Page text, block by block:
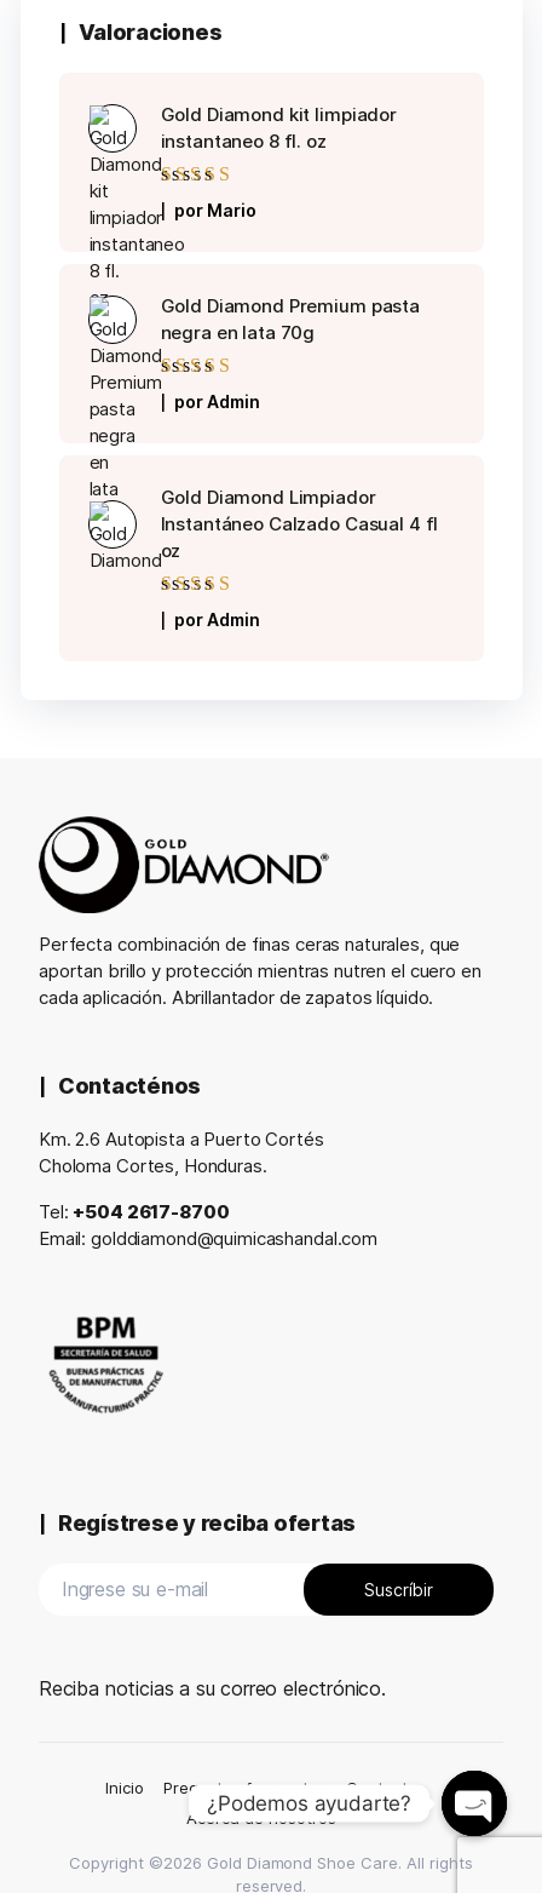
Valoraciones
Gold Diamond kit limpiador
instantaneo 8 fl. oz
Valorado con
de 5
por Mario
Gold Diamond Premium pasta
negra en lata 70g
Valorado con
de 5
por Admin
Gold Diamond Limpiador
Instantáneo Calzado Casual 4 fl
oz
Valorado con
de 5
por Admin
Perfecta combinación de finas ceras naturales, que
aportan brillo y protección mientras nutren el cuero en
cada aplicación. Abrillantador de zapatos líquido.
Contacténos
Km. 2.6 Autopista a Puerto Cortés
Choloma Cortes, Honduras.
Tel: +504 2617-8700
Email:golddiamond@quimicashandal.com
Regístrese y reciba ofertas
Reciba noticias a su correo electrónico.
Copyright ©2026 Gold Diamond Shoe Care. All rights
reserved.
Inicio Preguntas frecuentes
Contacto
Acerca de nosotros
¿Podemos ayudarte?